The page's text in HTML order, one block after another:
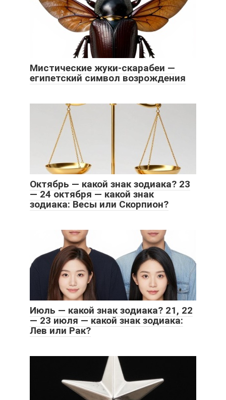
Мистические жуки-скарабеи —
египетский символ возрождения
Октябрь — какой знак зодиака? 23
— 24 октября — какой знак
зодиака: Весы или Скорпион?
Июль — какой знак зодиака? 21, 22
— 23 июля — какой знак зодиака:
Лев или Рак?